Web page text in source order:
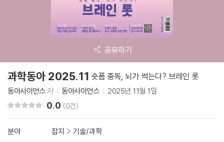
공유하기
과학동아 2025.11 숏폼 중독, 뇌가 썩는다? 브레인 롯
동아사이언스저 동아사이언스 2025년 11월 1일
0.0 (0건)
분야 잡지 > 기술/과학